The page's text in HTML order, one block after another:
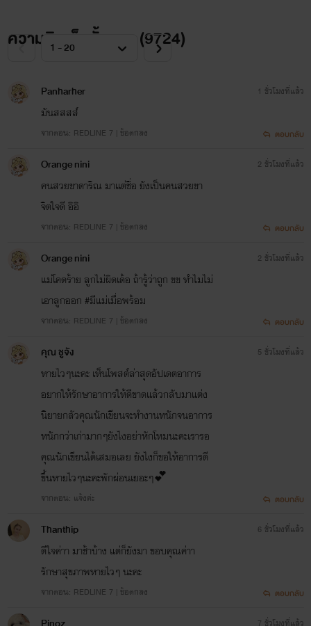
ความคิดเห็นทั้งหมด (9724)
Panharher
มันสสสส์
จากตอน: REDLINE 7 | ข้อตกลง
1 ชั่วโมงที่แล้ว
ตอบกลับ
Orange nini
คนสวยขาดาริณ มาแต่ชื่อ ยังเป็นคนสวยขา
จิตใจดี อิอิ
จากตอน: REDLINE 7 | ข้อตกลง
2 ชั่วโมงที่แล้ว
ตอบกลับ
Orange nini
แม่โคดร้าย ลูกไม่ผิดเด้อ ถ้ารู้ว่าถูก ขข ทำไมไม่
เอาลูกออก #มีแม่เมื่อพร้อม
จากตอน: REDLINE 7 | ข้อตกลง
2 ชั่วโมงที่แล้ว
ตอบกลับ
คุณ ชูจัง
หายไวๆนะคะ เห็นโพสต์ล่าสุดอัปเดตอาการ
อยากให้รักษาอาการให้ดีขาดแล้วกลับมาแต่ง
นิยายกลัวคุณนักเขียนจะทำงานหนักจนอาการ
หนักกว่าเก่ามากๆยังไงอย่าหักโหมนะคะเรารอ
คุณนักเขียนได้เสมอเลย ยังไงก็ขอให้อาการดี
ขึ้นหายไวๆนะคะพักผ่อนเยอะๆ💕
จากตอน: แจ้งค่ะ
5 ชั่วโมงที่แล้ว
ตอบกลับ
Thanthip
ดีใจค่าา มาช้าบ้าง แต่ก็ยังมา ขอบคุณค่าา
รักษาสุขภาพหายไวๆ นะคะ
จากตอน: REDLINE 7 | ข้อตกลง
6 ชั่วโมงที่แล้ว
ตอบกลับ
7 ชั่วโมงที่แล้ว